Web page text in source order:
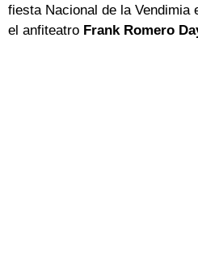
fiesta Nacional de la Vendimia
el anfiteatro Frank Romero